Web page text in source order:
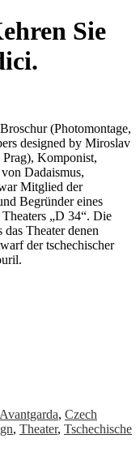
Sie
(Photomontage,
designed by Miroslav
Komponist,
Dadaismus,
Mitglied der
Begründer eines
„D 34“. Die
Theater denen
der tschechischer
, Czech
, Theater, Tschechische